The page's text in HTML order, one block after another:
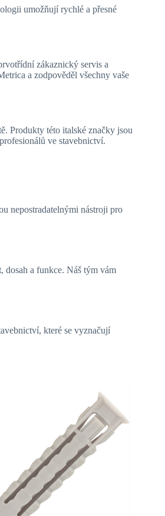
umožňují rychlé a přesné
zákaznický servis a
a zodpověděl všechny vaše
Produkty této italské značky jsou
ve stavebnictví.
nepostradatelnými nástroji pro
dosah a funkce. Náš tým vám
které se vyznačují